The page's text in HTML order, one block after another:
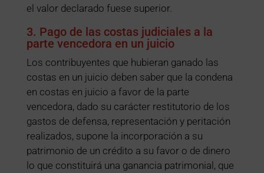
el valor declarado fuese superior.
3. Pago de las costas judiciales a la
parte vencedora en un juicio
Los contribuyentes que hubieran ganado las
costas en un juicio deben saber que la condena
en costas en juicio a favor de la parte
vencedora, dado su carácter restitutorio de los
gastos de defensa, representación y peritación
realizados, supone la incorporación a su
patrimonio de un crédito a su favor o de dinero
lo que constituirá una ganancia patrimonial, que